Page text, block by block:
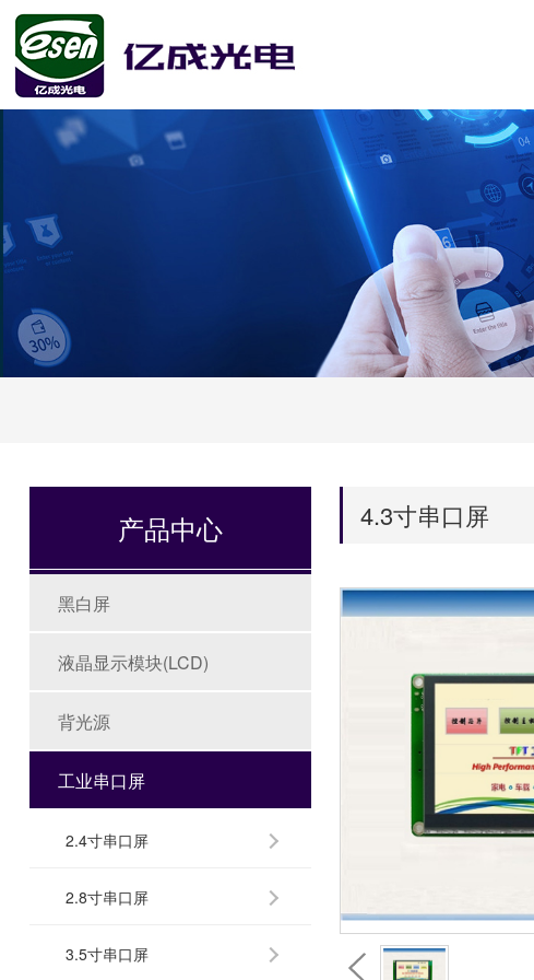
产品中心
黑白屏
液晶显示模块(LCD)
背光源
工业串口屏
2.4寸串口屏
2.8寸串口屏
3.5寸串口屏
4.3寸串口屏